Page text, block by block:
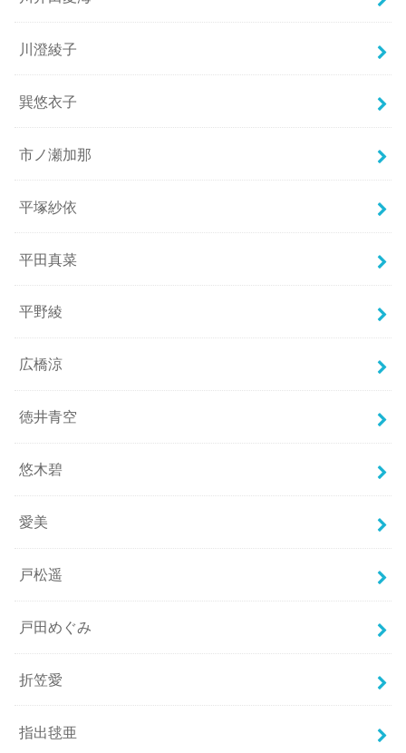
川澄綾子
巽悠衣子
市ノ瀬加那
平塚紗依
平田真菜
平野綾
広橋涼
徳井青空
悠木碧
愛美
戸松遥
戸田めぐみ
折笠愛
指出毬亜